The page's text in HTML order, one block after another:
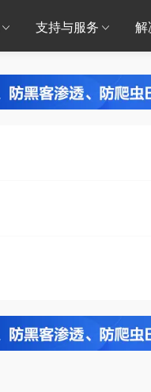
支持与服务 解